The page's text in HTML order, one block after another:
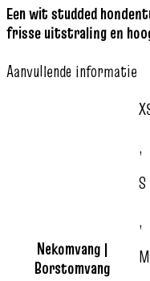
Een wit studded
frisse uitstraling en
Aanvullende informatie
Nekomvang |
Borstomvang
,
,